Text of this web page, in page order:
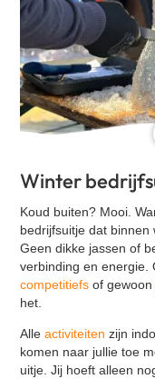
Robinson aan
De Alleskunner
IJssculpturen
Schilder
Quiz - Ik hou van
Quiz - Winter /
Klassieke Bingo
Street art
Oud Hollandse
Cocktail workshop
Ons team
Impressie
Blog
Contact
Winter
Koud buiten? Mooi.
bedrijfsuitje dat binnen
Geen dikke jassen of
verbinding en energie.
competitiefs of gewoon
het.
Alle activiteiten zijn
komen naar jullie toe
uitje. Jij hoeft alleen